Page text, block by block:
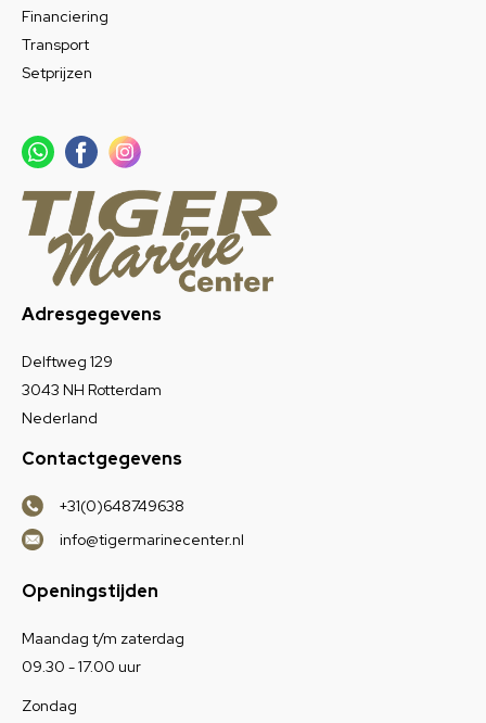
Financiering
Transport
Setprijzen
Adresgegevens
Delftweg 129
3043 NH Rotterdam
Nederland
Contactgegevens
+31(0)648749638
info@tigermarinecenter.nl
Openingstijden
Maandag t/m zaterdag
09.30 - 17.00 uur
Zondag